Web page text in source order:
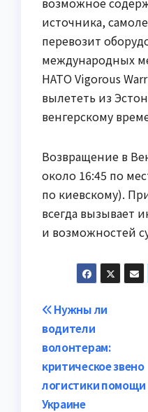
источника,
перевозит
международных
НАТО Vigorous
вылететь из
венгерскому
Возвращение в
около 16:45 по
по киевскому).
всегда вызывает
и возможностей
по
записям
Нужны ли
водители
волонтерам:
критическое звено
логистики помощи
Украине